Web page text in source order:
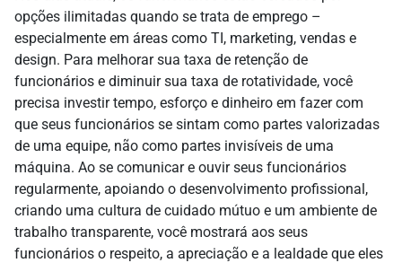
opções ilimitadas quando se trata de emprego –
especialmente em áreas como TI, marketing, vendas e
design. Para melhorar sua taxa de retenção de
funcionários e diminuir sua taxa de rotatividade, você
precisa investir tempo, esforço e dinheiro em fazer com
que seus funcionários se sintam como partes valorizadas
de uma equipe, não como partes invisíveis de uma
máquina. Ao se comunicar e ouvir seus funcionários
regularmente, apoiando o desenvolvimento profissional,
criando uma cultura de cuidado mútuo e um ambiente de
trabalho transparente, você mostrará aos seus
funcionários o respeito, a apreciação e a lealdade que eles